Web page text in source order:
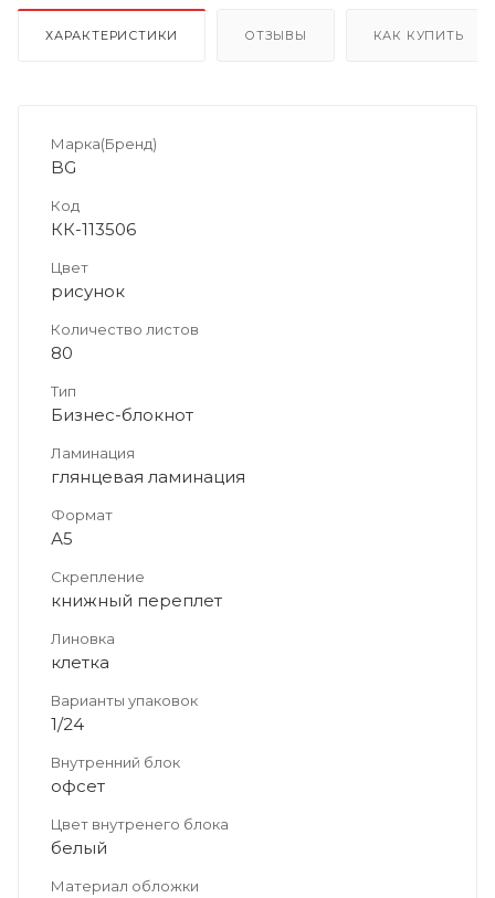
ХАРАКТЕРИСТИКИ ОТЗЫВЫ КАК КУПИТЬ
Марка(Бренд)
BG
Код
КК-113506
Цвет
рисунок
Количество листов
80
Тип
Бизнес-блокнот
Ламинация
глянцевая ламинация
Формат
А5
Скрепление
книжный переплет
Линовка
клетка
Варианты упаковок
1/24
Внутренний блок
офсет
Цвет внутренего блока
белый
Материал обложки